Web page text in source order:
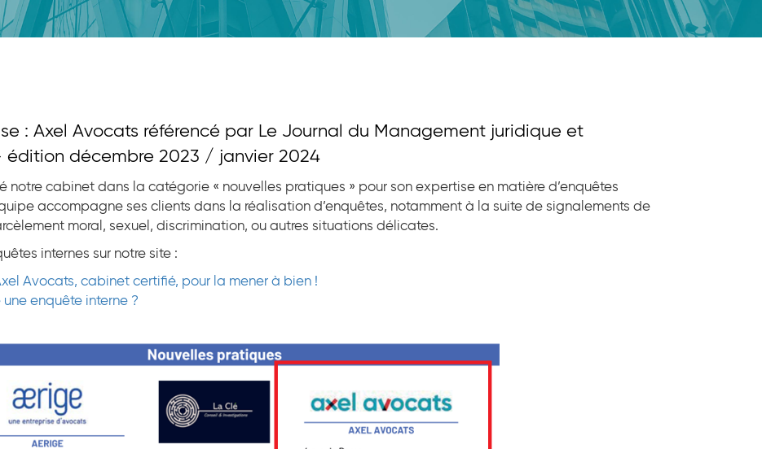
: Axel Avocats référencé par Le Journal du Management juridique et
édition décembre 2023 / janvier 2024
notre cabinet dans la catégorie « nouvelles pratiques » pour son expertise en matière d’enquêtes
accompagne ses clients dans la réalisation d’enquêtes, notamment à la suite de signalements de
moral, sexuel, discrimination, ou autres situations délicates.
internes sur notre site :
Avocats, cabinet certifié, pour la mener à bien !
enquête interne ?